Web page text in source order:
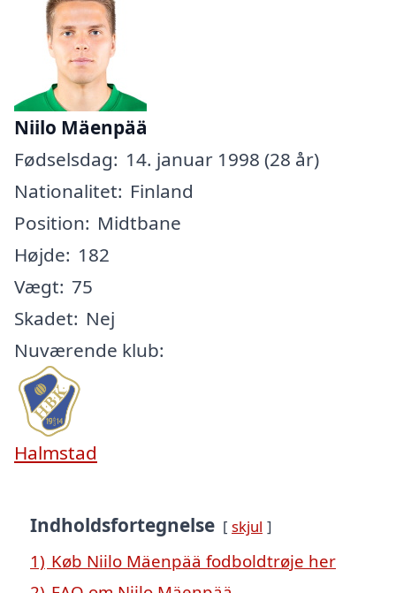
Niilo Mäenpää
Fødselsdag: 14. januar 1998 (28 år)
Nationalitet: Finland
Position: Midtbane
Højde: 182
Vægt: 75
Skadet: Nej
Nuværende klub:
Halmstad
Indholdsfortegnelse skjul
1) Køb Niilo Mäenpää fodboldtrøje her